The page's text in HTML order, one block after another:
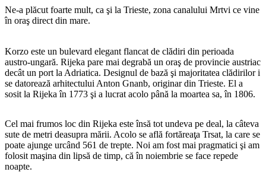
Ne-a plăcut foarte mult, ca şi la Trieste, zona canalului Mrtvi ce vine
în oraş direct din mare.
Korzo este un bulevard elegant flancat de clădiri din perioada
austro-ungară. Rijeka pare mai degrabă un oraş de provincie austriac
decât un port la Adriatica. Designul de bază şi majoritatea clădirilor i
se datorează arhitectului Anton Gnanb, originar din Trieste. El a
sosit la Rijeka în 1773 şi a lucrat acolo până la moartea sa, în 1806.
Cel mai frumos loc din Rijeka este însă tot undeva pe deal, la câteva
sute de metri deasupra mării. Acolo se află fortăreaţa Trsat, la care se
poate ajunge urcând 561 de trepte. Noi am fost mai pragmatici şi am
folosit maşina din lipsă de timp, că în noiembrie se face repede
noapte.